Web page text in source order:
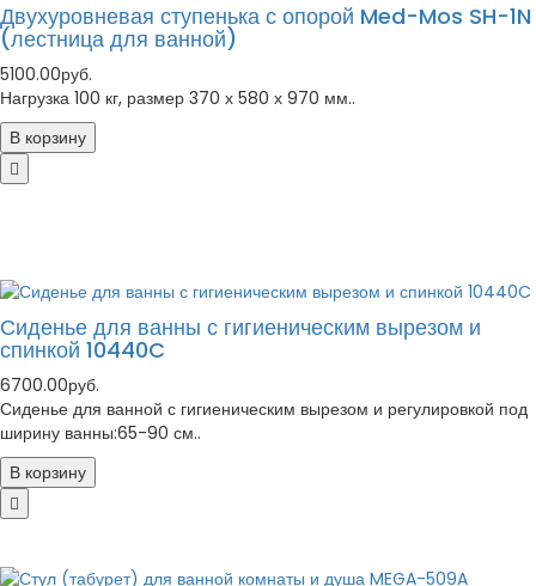
Двухуровневая ступенька с опорой Med-Mos SH-1N
(лестница для ванной)
5100.00руб.
Нагрузка 100 кг, размер 370 х 580 х 970 мм..
В корзину
Сиденье для ванны с гигиеническим вырезом и
спинкой 10440C
6700.00руб.
Сиденье для ванной с гигиеническим вырезом и регулировкой под
ширину ванны:65-90 см..
В корзину